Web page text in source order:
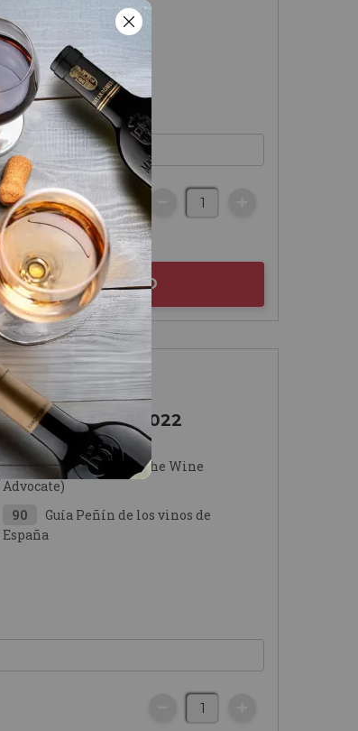
AÑADIR AL CARRITO
Rioja
Contino Blanco 2022
Viñedos del Contino
94
Robert Parker (The Wine
Advocate)
90
Guía Peñín de los vinos de
España